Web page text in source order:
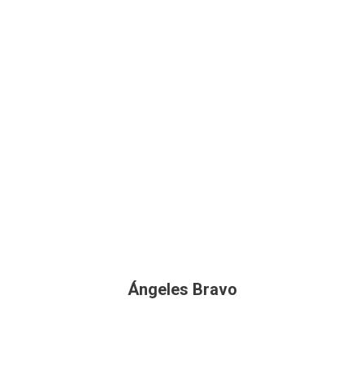
Ángeles Bravo